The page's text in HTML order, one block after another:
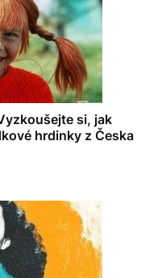
si, jak
hrdinky z Česka